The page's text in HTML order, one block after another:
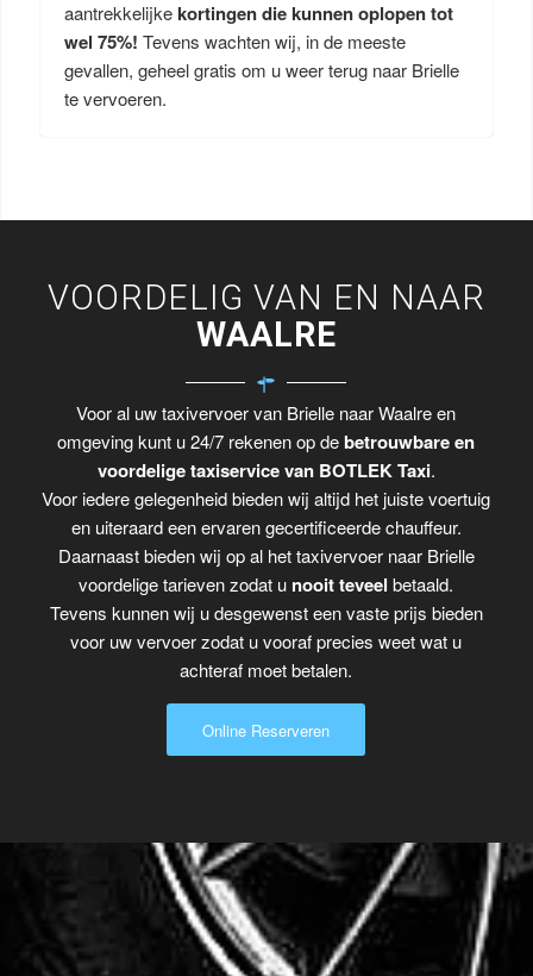
aantrekkelijkekortingen die kunnen oplopen tot
wel 75%! Tevens wachten wij, in de meeste
gevallen, geheel gratis om u weer terug naar Brielle
te vervoeren.
VOORDELIG VAN EN NAAR
WAALRE
Voor al uw taxivervoer van Brielle naar Waalre en
omgeving kunt u 24/7 rekenen op debetrouwbare en
voordelige taxiservice van BOTLEK Taxi.
Voor iedere gelegenheid bieden wij altijd het juiste voertuig
en uiteraard een ervaren gecertificeerde chauffeur.
Daarnaast bieden wij op al het taxivervoer naar Brielle
voordelige tarieven zodat u nooit teveel betaald.
Tevens kunnen wij u desgewenst een vaste prijs bieden
voor uw vervoer zodat u vooraf precies weet wat u
achteraf moet betalen.
Online Reserveren